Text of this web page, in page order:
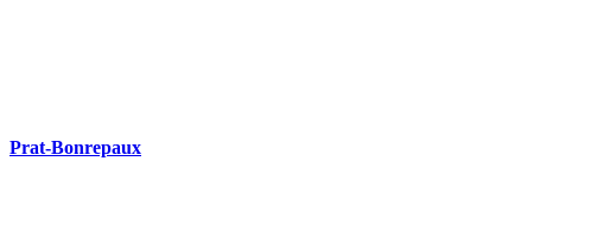
Prat-Bonrepaux